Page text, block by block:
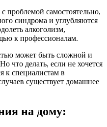
проблемой самостоятельно,
синдрома и углубляются
алкоголизм,
к профессионалам.
может быть сложной и
что делать, если не хочется
к специалистам в
существует домашнее
на дому: